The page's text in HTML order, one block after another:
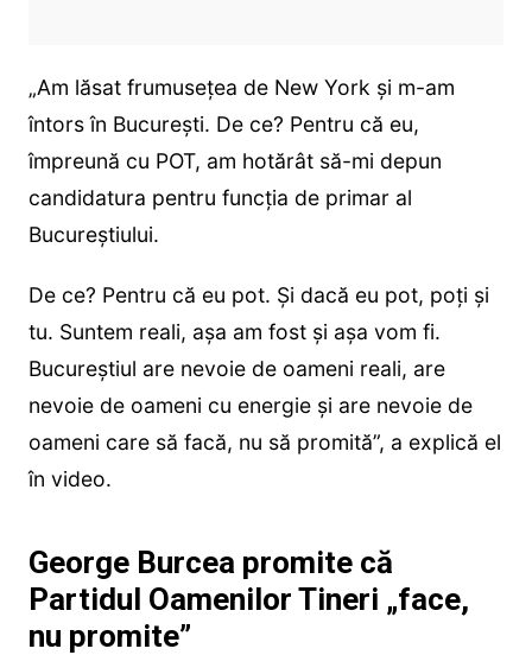
„Am lăsat frumusețea de New York și m-am
întors în București. De ce? Pentru că eu,
împreună cu POT, am hotărât să-mi depun
candidatura pentru funcția de primar al
Bucureștiului.
De ce? Pentru că eu pot. Și dacă eu pot, poți și
tu. Suntem reali, așa am fost și așa vom fi.
Bucureștiul are nevoie de oameni reali, are
nevoie de oameni cu energie și are nevoie de
oameni care să facă, nu să promită”, a explică el
în video.
George Burcea promite că
Partidul Oamenilor Tineri „face,
nu promite”